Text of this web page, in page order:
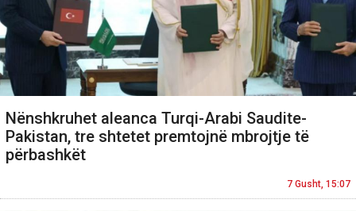
Nënshkruhet aleanca Turqi-Arabi Saudite-
Pakistan, tre shtetet premtojnë mbrojtje të
përbashkët
7 Gusht, 15:07